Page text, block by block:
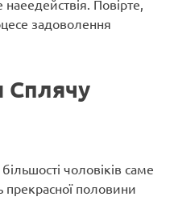
Повірте,
задоволення
Сплячу
чоловіків саме
прекрасної половини